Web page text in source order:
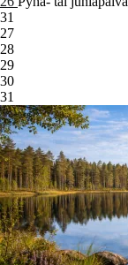
31
27
28
29
30
31